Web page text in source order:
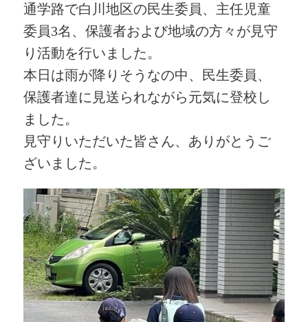
通学路で白川地区の民生委員、主任児童
委員3名、保護者および地域の方々が見守
り活動を行いました。
本日は雨が降りそうなの中、民生委員、
保護者達に見送られながら元気に登校し
ました。
見守りいただいた皆さん、ありがとうご
ざいました。